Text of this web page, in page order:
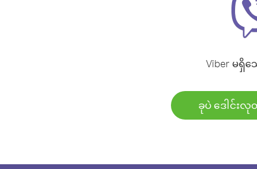
Viber မရှိ
ခုပဲ ဒေါင်း